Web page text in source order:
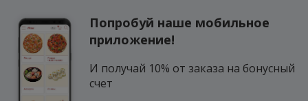
Попробуй наше мобильное
приложение!
И получай 10% от заказа на бонусный
счет